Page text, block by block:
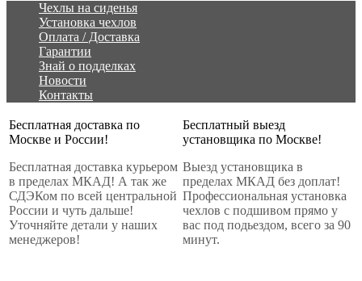
Чехлы на сиденья
Установка чехлов
Оплата / Доставка
Гарантии
Знай о подделках
Новости
Контакты
Бесплатная доставка по
Москве и России!
Бесплатная доставка курьером
в пределах МКАД! А так же
СДЭКом по всей центральной
России и чуть дальше!
Уточняйте детали у наших
менеджеров!
Бесплатный выезд
установщика по Москве!
Выезд установщика в
пределах МКАД без доплат!
Профессиональная установка
чехлов с подшивом прямо у
вас под подьездом, всего за 90
минут.